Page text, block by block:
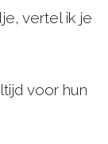
vertel ik je
voor hun